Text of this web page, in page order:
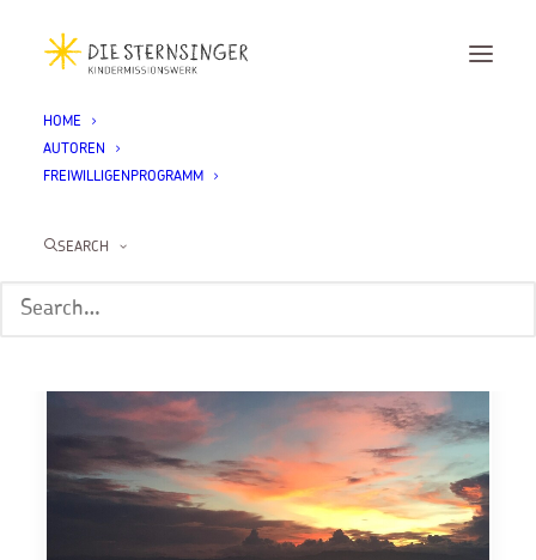
HOME
AUTOREN
FREIWILLIGENPROGRAMM
SEARCH
Mailin Seckinger